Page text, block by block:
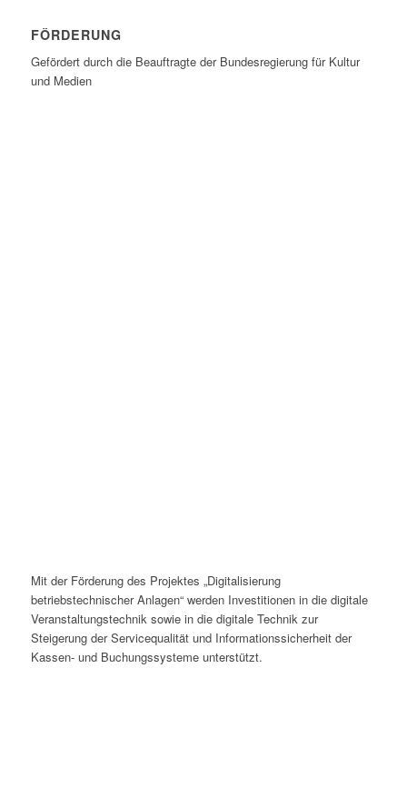
FÖRDERUNG
Gefördert durch die Beauftragte der Bundesregierung für Kultur
und Medien
Mit der Förderung des Projektes „Digitalisierung
betriebstechnischer Anlagen“ werden Investitionen in die digitale
Veranstaltungstechnik sowie in die digitale Technik zur
Steigerung der Servicequalität und Informationssicherheit der
Kassen- und Buchungssysteme unterstützt.